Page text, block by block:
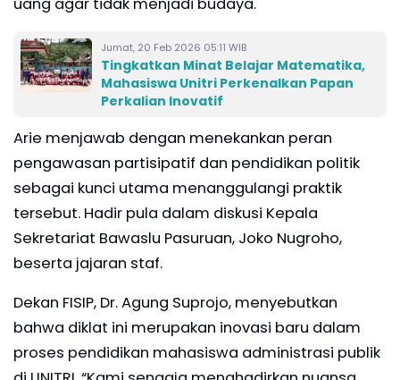
uang agar tidak menjadi budaya.
Jumat, 20 Feb 2026 05:11 WIB
Tingkatkan Minat Belajar Matematika,
Mahasiswa Unitri Perkenalkan Papan
Perkalian Inovatif
Arie menjawab dengan menekankan peran
pengawasan partisipatif dan pendidikan politik
sebagai kunci utama menanggulangi praktik
tersebut. Hadir pula dalam diskusi Kepala
Sekretariat Bawaslu Pasuruan, Joko Nugroho,
beserta jajaran staf.
Dekan FISIP, Dr. Agung Suprojo, menyebutkan
bahwa diklat ini merupakan inovasi baru dalam
proses pendidikan mahasiswa administrasi publik